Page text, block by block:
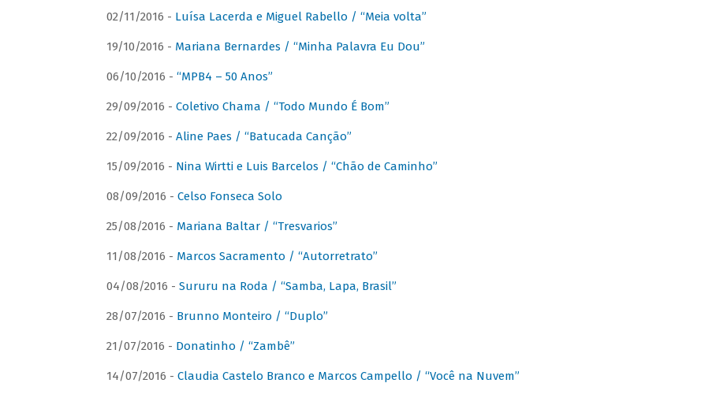
02/11/2016 - Luísa Lacerda e Miguel Rabello / “Meia volta”
19/10/2016 - Mariana Bernardes / “Minha Palavra Eu Dou”
06/10/2016 - “MPB4 – 50 Anos”
29/09/2016 - Coletivo Chama / “Todo Mundo É Bom”
22/09/2016 - Aline Paes / “Batucada Canção”
15/09/2016 - Nina Wirtti e Luis Barcelos / “Chão de Caminho”
08/09/2016 - Celso Fonseca Solo
25/08/2016 - Mariana Baltar / “Tresvarios”
11/08/2016 - Marcos Sacramento / “Autorretrato”
04/08/2016 - Sururu na Roda / “Samba, Lapa, Brasil”
28/07/2016 - Brunno Monteiro / “Duplo”
21/07/2016 - Donatinho / “Zambê”
14/07/2016 - Claudia Castelo Branco e Marcos Campello / “Você na Nuvem”